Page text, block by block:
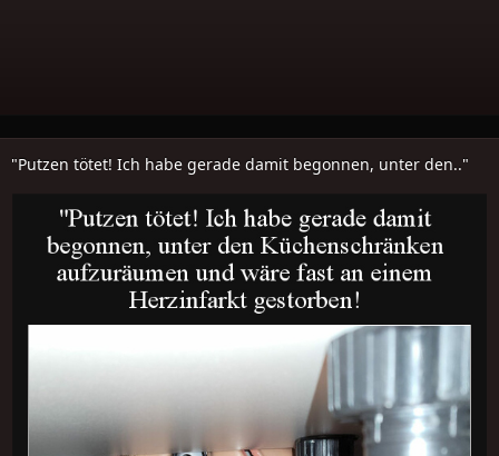
"Putzen tötet! Ich habe gerade damit begonnen, unter den.."